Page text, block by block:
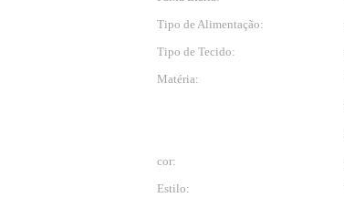
Tipo de Alimentação:
Tipo de Tecido:
Matéria:
cor:
Estilo: